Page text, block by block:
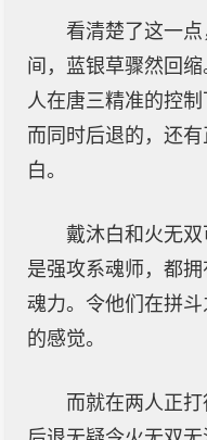
看清楚了这一
间，蓝银草骤然回
人在唐三精准的控制
而同时后退的，还
白。
戴沐白和火无
是强攻系魂师，都
魂力。令他们在拼
的感觉。
而就在两人正